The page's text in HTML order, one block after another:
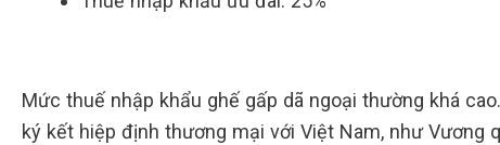
Mức thuế nhập khẩu ghế gấp dã ngoại thường khá
ký kết hiệp định thương mại với Việt Nam, như Vương